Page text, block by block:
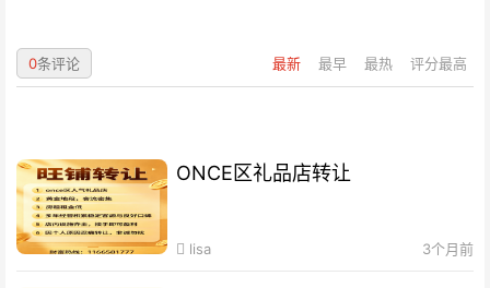
最新 最早 最热 评分最高
0条评论
ONCE区礼品店转让
lisa 3个月前